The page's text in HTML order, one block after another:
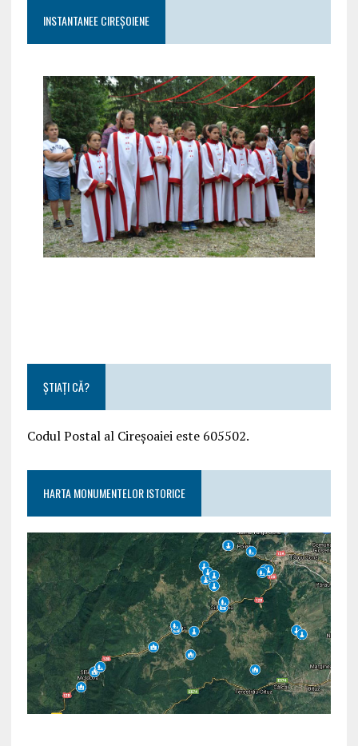
INSTANTANEE CIREȘOIENE
ȘTIAȚI CĂ?
Codul Postal al Cireșoaiei este 605502.
HARTA MONUMENTELOR ISTORICE